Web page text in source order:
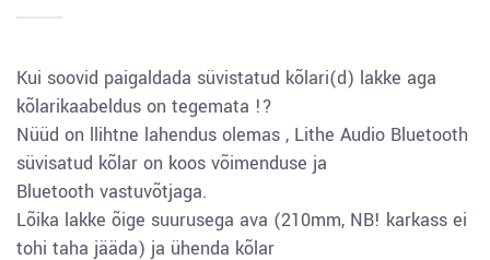
Kui soovid paigaldada süvistatud kõlari(d) lakke aga
kõlarikaabeldus on tegemata !?
Nüüd on llihtne lahendus olemas , Lithe Audio Bluetooth
süvisatud kõlar on koos võimenduse ja
Bluetooth vastuvõtjaga.
Lõika lakke õige suurusega ava (210mm, NB! karkass ei
tohi taha jääda) ja ühenda kõlar